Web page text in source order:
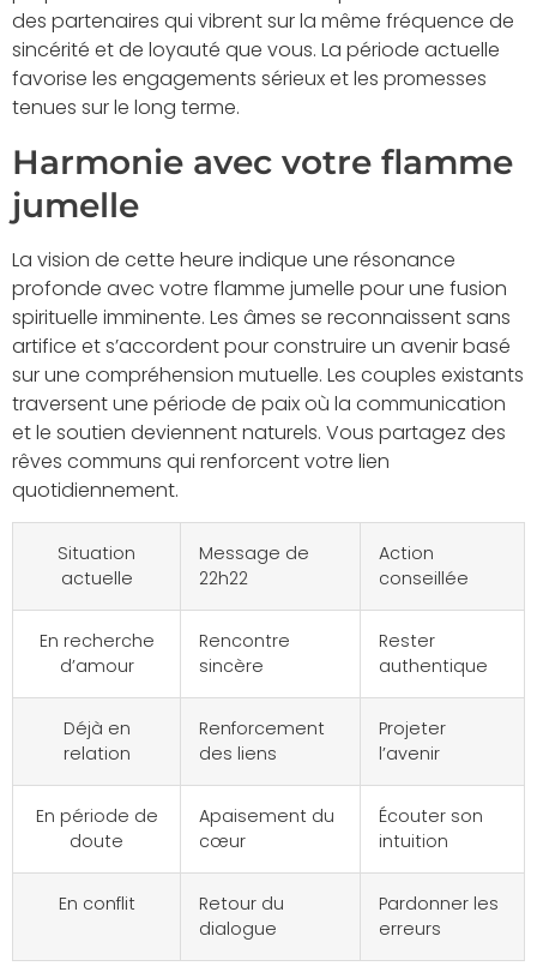
des partenaires qui vibrent sur la même fréquence de
sincérité et de loyauté que vous. La période actuelle
favorise les engagements sérieux et les promesses
tenues sur le long terme.
Harmonie avec votre flamme
jumelle
La vision de cette heure indique une résonance
profonde avec votre flamme jumelle pour une fusion
spirituelle imminente. Les âmes se reconnaissent sans
artifice et s’accordent pour construire un avenir basé
sur une compréhension mutuelle. Les couples existants
traversent une période de paix où la communication
et le soutien deviennent naturels. Vous partagez des
rêves communs qui renforcent votre lien
quotidiennement.
Situation
actuelle
Message de
22h22
Action
conseillée
En recherche
d’amour
Rencontre
sincère
Rester
authentique
Déjà en
relation
Renforcement
des liens
Projeter
l’avenir
En période de
doute
Apaisement du
cœur
Écouter son
intuition
En conflit
Retour du
dialogue
Pardonner les
erreurs